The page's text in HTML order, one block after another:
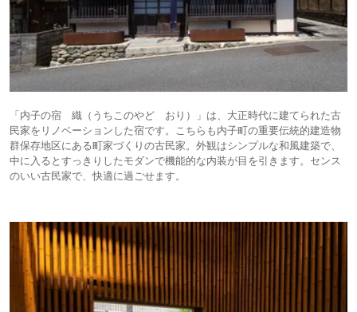
「内子の宿 織（うちこのやど おり）」は、大正時代に建てられた古
民家をリノベーションした宿です。こちらも内子町の重要伝統的建造物
群保存地区にある町家づくりの古民家。外観はシンプルな和風建築で、
中に入るとすっきりしたモダンで機能的な内装が目を引きます。センス
のいい古民家で、快適に過ごせます。